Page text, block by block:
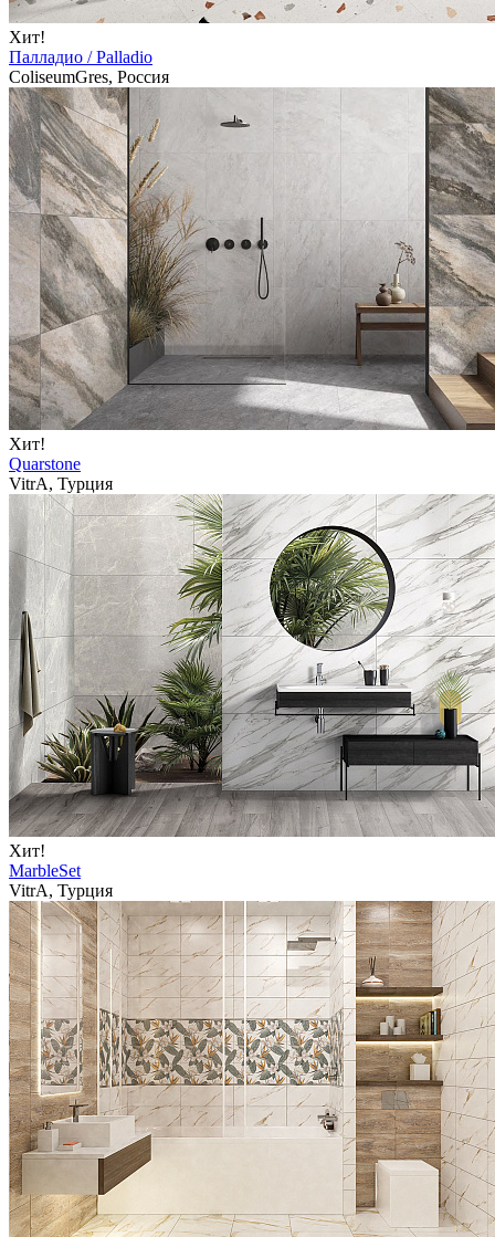
Хит!
Палладио / Palladio
ColiseumGres, Россия
Хит!
Quarstone
VitrA, Турция
Хит!
MarbleSet
VitrA, Турция